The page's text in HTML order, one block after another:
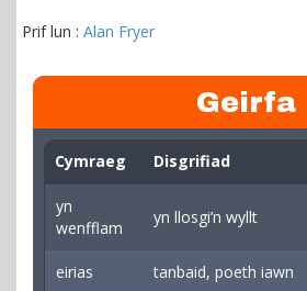
Prif lun : Alan Fryer
Geirfa
Cymraeg Disgrifiad
yn
wenfflam
yn llosgi’n wyllt
eirias tanbaid, poeth iawn